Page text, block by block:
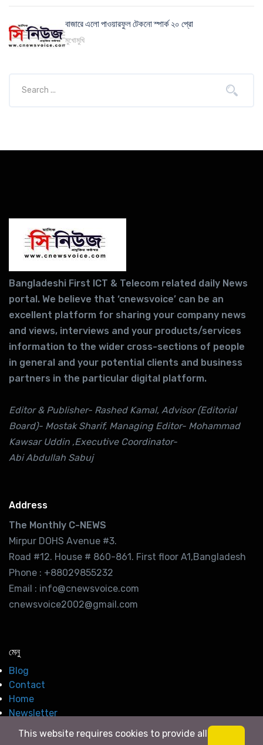
বাজারে এলো পাওয়ারফুল টেকনো স্পার্ক ২০ প্রো
মুখোমুখি
Bangladeshi First ICT & Telecom related daily News
portal. We believe that ‘cnewsvoice’ can be an
excellent platform for sharing your company news
and views, interviews and your products/services
information to the wider cross-sections of people
in general and your potential clients and business
partners in the particular digital platform.
Editor & Publisher- Rashed Kamal, Advisor (Editorial
Board)- Mostak Sharif, Managing Editor- Mohammad
Kawsar Uddin ,Executive Coordinator-
Abi Abdullah Sabuj
Address
The Monthly C-NEWS
Mirpur DOHS Avenue #3.
Road #12. House # 860-861. First floor A1,Bangladesh
Phone : +88029855232
Email : info@cnewsvoice.com
cnewsvoice2002@gmail.com
মেনু
Blog
Contact
Home
Newsletter
This website requires cookies to provide all